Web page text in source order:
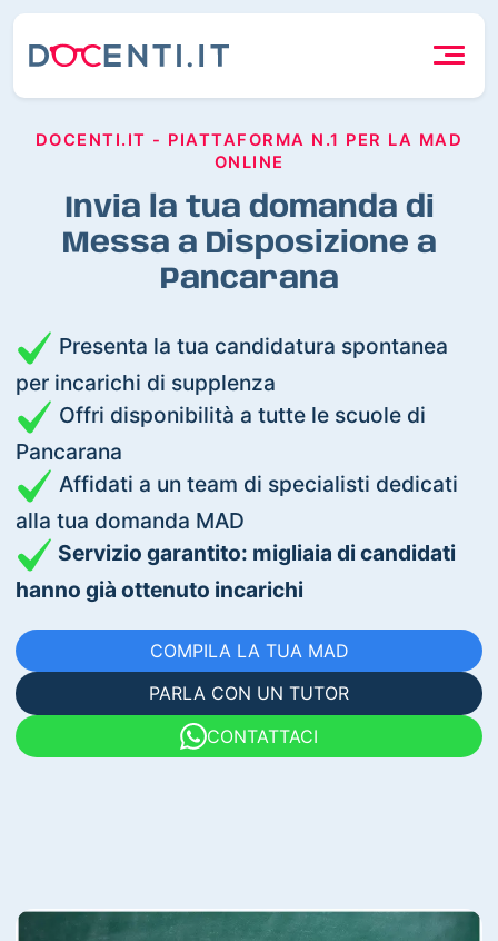
DOCENTI.IT - PIATTAFORMA N.1 PER LA MAD
ONLINE
Invia la tua domanda di
Messa a Disposizione a
Pancarana
Presenta la tua candidatura spontanea
per incarichi di supplenza
Offri disponibilità a tutte le scuole di
Pancarana
Affidati a un team di specialisti dedicati
alla tua domanda MAD
Servizio garantito: migliaia di candidati
hanno già ottenuto incarichi
COMPILA LA TUA MAD
PARLA CON UN TUTOR
CONTATTACI